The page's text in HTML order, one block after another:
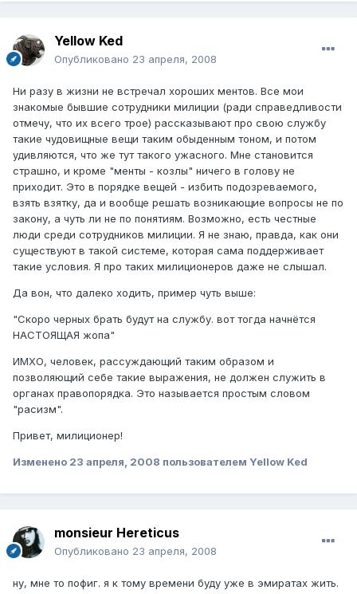
Yellow Ked
Опубликовано 23 апреля, 2008
Ни разу в жизни не встречал хороших ментов. Все мои
знакомые бывшие сотрудники милиции (ради справедливости
отмечу, что их всего трое) рассказывают про свою службу
такие чудовищные вещи таким обыденным тоном, и потом
удивляются, что же тут такого ужасного. Мне становится
страшно, и кроме "менты - козлы" ничего в голову не
приходит. Это в порядке вещей - избить подозреваемого,
взять взятку, да и вообще решать возникающие вопросы не по
закону, а чуть ли не по понятиям. Возможно, есть честные
люди среди сотрудников милиции. Я не знаю, правда, как они
существуют в такой системе, которая сама поддерживает
такие условия. Я про таких милиционеров даже не слышал.
Да вон, что далеко ходить, пример чуть выше:
"Скоро черных брать будут на службу. вот тогда начнётся
НАСТОЯЩАЯ жопа"
ИМХО, человек, рассуждающий таким образом и
позволяющий себе такие выражения, не должен служить в
органах правопорядка. Это называется простым словом
"расизм".
Привет, милиционер!
Изменено 23 апреля, 2008 пользователем Yellow Ked
monsieur Hereticus
Опубликовано 23 апреля, 2008
ну, мне то пофиг. я к тому времени буду уже в эмиратах жить.